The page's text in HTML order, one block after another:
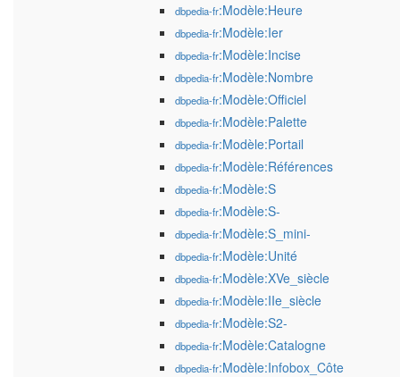
dbpedia-fr:Modèle:Heure
dbpedia-fr:Modèle:Ier
dbpedia-fr:Modèle:Incise
dbpedia-fr:Modèle:Nombre
dbpedia-fr:Modèle:Officiel
dbpedia-fr:Modèle:Palette
dbpedia-fr:Modèle:Portail
dbpedia-fr:Modèle:Références
dbpedia-fr:Modèle:S
dbpedia-fr:Modèle:S-
dbpedia-fr:Modèle:S_mini-
dbpedia-fr:Modèle:Unité
dbpedia-fr:Modèle:XVe_siècle
dbpedia-fr:Modèle:IIe_siècle
dbpedia-fr:Modèle:S2-
dbpedia-fr:Modèle:Catalogne
dbpedia-fr:Modèle:Infobox_Côte